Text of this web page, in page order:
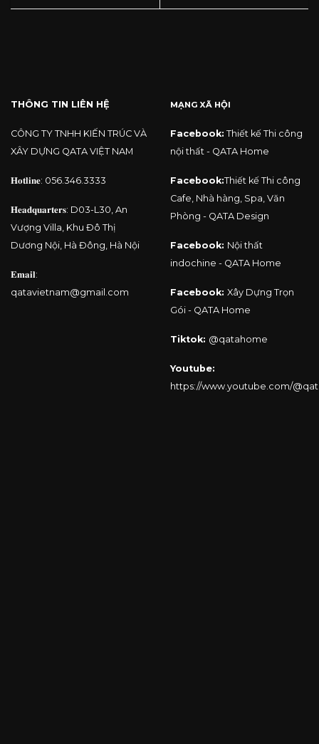
THÔNG TIN LIÊN HỆ
CÔNG TY TNHH KIẾN TRÚC VÀ
XÂY DỰNG QATA VIỆT NAM
𝐇𝐨𝐭𝐥𝐢𝐧𝐞: 056.346.3333
𝐇𝐞𝐚𝐝𝐪𝐮𝐚𝐫𝐭𝐞𝐫𝐬: D03-L30, An
Vượng Villa, Khu Đô Thị
Dương Nội, Hà Đông, Hà Nội
𝐄𝐦𝐚𝐢𝐥:
qatavietnam@gmail.com
MẠNG XÃ HỘI
Facebook: Thiết kế Thi công
nội thất - QATA Home
Facebook:Thiết kế Thi công
Cafe, Nhà hàng, Spa, Văn
Phòng - QATA Design
Facebook: Nội thất
indochine - QATA Home
Facebook: Xây Dựng Trọn
Gói - QATA Home
Tiktok: @qatahome
Youtube:
https://www.youtube.com/